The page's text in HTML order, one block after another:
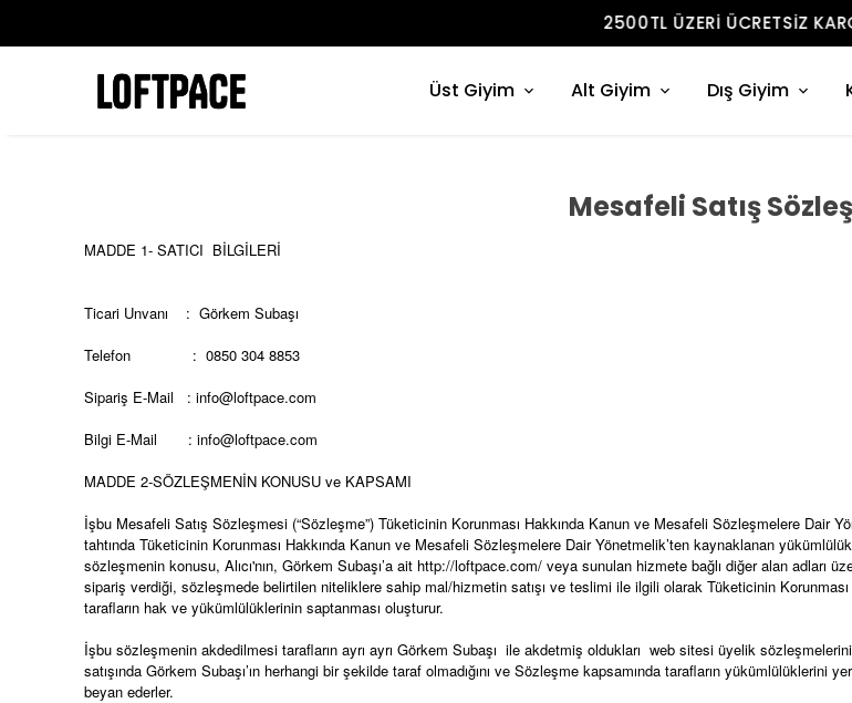
2500TL ÜZERI ÜCRETSIZ
Üst Giyim Alt Giyim Dış Giyim
Mesafeli Satış
MADDE 1- SATICI BİLGİLERİ
Ticari Unvanı : Görkem Subaşı
Telefon : 0850 304 8853
Sipariş E-Mail : info@loftpace.com
Bilgi E-Mail : info@loftpace.com
MADDE 2-SÖZLEŞMENİN KONUSU ve KAPSAMI
İşbu Mesafeli Satış Sözleşmesi (“Sözleşme”) Tüketicinin Korunması Hakkında Kanun ve Mesafeli Sözleşmelere Dair
tahtında Tüketicinin Korunması Hakkında Kanun ve Mesafeli Sözleşmelere Dair Yönetmelik’ten kaynaklanan
sözleşmenin konusu, Alıcı'nın, Görkem Subaşı’a ait http://loftpace.com/ veya sunulan hizmete bağlı diğer alan adları
sipariş verdiği, sözleşmede belirtilen niteliklere sahip mal/hizmetin satışı ve teslimi ile ilgili olarak Tüketicinin
tarafların hak ve yükümlülüklerinin saptanması oluşturur.
İşbu sözleşmenin akdedilmesi tarafların ayrı ayrı Görkem Subaşı ile akdetmiş oldukları web sitesi üyelik
satışında Görkem Subaşı’ın herhangi bir şekilde taraf olmadığını ve Sözleşme kapsamında tarafların
beyan ederler.